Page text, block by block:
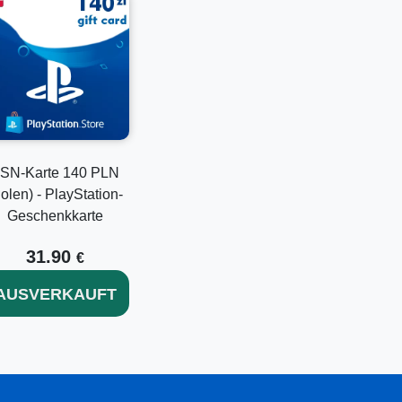
der Zahlung.
zusammen mit dem bestehenden Guthaben
Karte 140 PLN
- PlayStation-
Geschenkkarte
31.90 €